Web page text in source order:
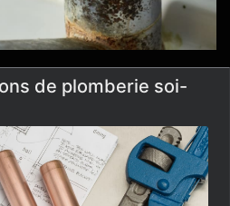
de plomberie soi-